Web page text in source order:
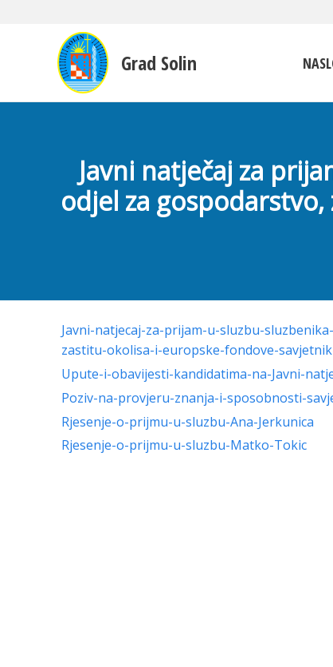
Grad Solin
Javni natječaj za
odjel za
Javni-natjecaj-za-prijam-u-sluzbu-
zastitu-okolisa-i-europske-fondove-
Upute-i-obavijesti-kandidatima-na-Javni-
Poziv-na-provjeru-znanja-i-sposobnosti-
Rjesenje-o-prijmu-u-sluzbu-Ana-Jerkunica
Rjesenje-o-prijmu-u-sluzbu-Matko-Tokic